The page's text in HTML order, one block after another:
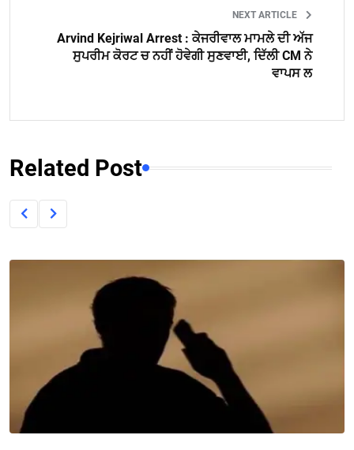
NEXT ARTICLE
Arvind Kejriwal Arrest : ਕੇਜਰੀਵਾਲ ਮਾਮਲੇ ਦੀ ਅੱਜ
ਸੁਪਰੀਮ ਕੋਰਟ ਚ ਨਹੀਂ ਹੋਵੇਗੀ ਸੁਣਵਾਈ, ਦਿੱਲੀ CM ਨੇ
ਵਾਪਸ ਲ
Related Post